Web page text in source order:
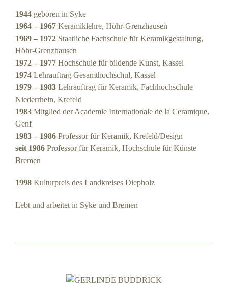
1944 geboren in Syke
1964 – 1967 Keramiklehre, Höhr-Grenzhausen
1969 – 1972 Staatliche Fachschule für Keramikgestaltung,
Höhr-Grenzhausen
1972 – 1977 Hochschule für bildende Kunst, Kassel
1974 Lehrauftrag Gesamthochschul, Kassel
1979 – 1983 Lehrauftrag für Keramik, Fachhochschule
Niederrhein, Krefeld
1983 Mitglied der Academie Internationale de la Ceramique,
Genf
1983 – 1986 Professor für Keramik, Krefeld/Design
seit 1986 Professor für Keramik, Hochschule für Künste
Bremen
1998 Kulturpreis des Landkreises Diepholz
Lebt und arbeitet in Syke und Bremen